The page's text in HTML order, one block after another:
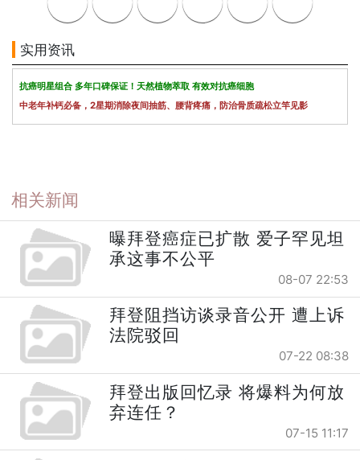
实用资讯
抗癌明星组合 多年口碑保证！天然植物萃取 有效对抗癌细胞
中老年补钙必备，2星期消除夜间抽筋、腰背疼痛，防治骨质疏松立竿见影
相关新闻
曝拜登癌症已扩散 爱子罕见坦
承这事不公平
08-07 22:53
拜登阻挡访谈录音公开 遭上诉
法院驳回
07-22 08:38
拜登出版回忆录 将爆料为何放
弃连任？
07-15 11:17